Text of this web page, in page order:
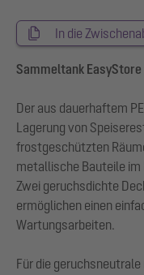
In die
Sammeltank
Der aus dauerhaftem
Lagerung von
frostgeschützten
metallische Bauteile im
Zwei geruchsdichte
ermöglichen einen
Wartungsarbeiten.
Für die